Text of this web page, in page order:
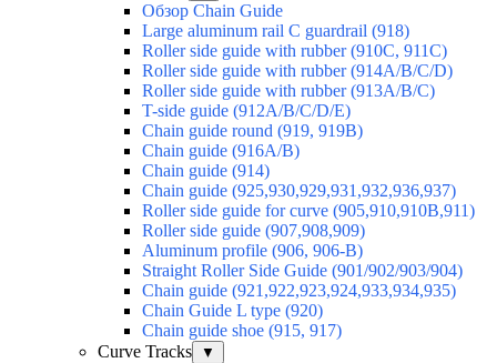
Обзор Chain Guide
Large aluminum rail C guardrail (918)
Roller side guide with rubber (910C, 911C)
Roller side guide with rubber (914A/B/C/D)
Roller side guide with rubber (913A/B/C)
T-side guide (912A/B/C/D/E)
Chain guide round (919, 919B)
Chain guide (916A/B)
Chain guide (914)
Chain guide (925,930,929,931,932,936,937)
Roller side guide for curve (905,910,910B,911)
Roller side guide (907,908,909)
Aluminum profile (906, 906-B)
Straight Roller Side Guide (901/902/903/904)
Chain guide (921,922,923,924,933,934,935)
Chain Guide L type (920)
Chain guide shoe (915, 917)
Curve Tracks
▼